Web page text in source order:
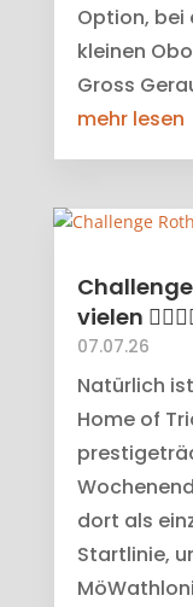
Option, bei
kleinen
Gross
mehr lesen
vielen
07.07.26
Natürlich
Home of
dort als
Startlinie,